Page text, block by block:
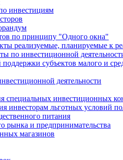
инвестициям
по принципу "Oдного окна"
реализуемые, планируемые к
по инвестиционной
субъектов малого и
деятельности
специальных инвестиционных
инвесторам льготных условий
питания
рынка и предпринимательства
магазинов